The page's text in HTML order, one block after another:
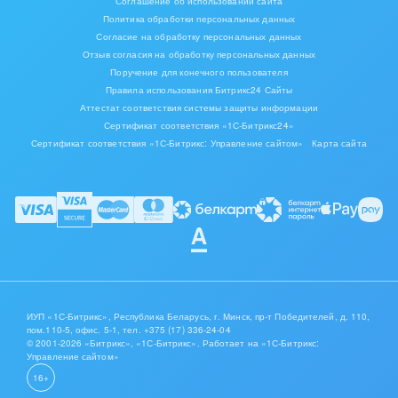
Полезные приложения для администраторов и
интеграторов:
Политика обработки персональных данных
Согласие на обработку персональных данных
Отзыв согласия на обработку персональных данных
Поручение для конечного пользователя
Правила использования Битрикс24 Сайты
Аттестат соответствия системы защиты информации
Сертификат соответствия «1С-Битрикс24»
Сертификат соответствия «1С-Битрикс: Управление сайтом»
Карта сайта
ИУП «1С-Битрикс», Республика Беларусь, г. Минск, пр-т Победителей, д. 110,
пом.110-5, офис. 5-1,тел. +375 (17) 336-24-04
© 2001-2026 «Битрикс», «1С-Битрикс». Работает на «1С-Битрикс:
Управление сайтом»
16+